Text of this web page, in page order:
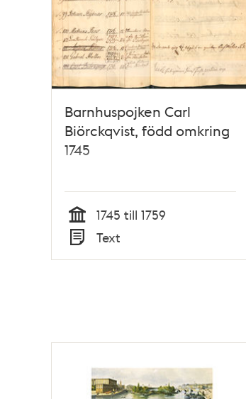
Barnhuspojken Carl
Biörckqvist, född omkring
1745
Tid
1745 till 1759
Typ
Text